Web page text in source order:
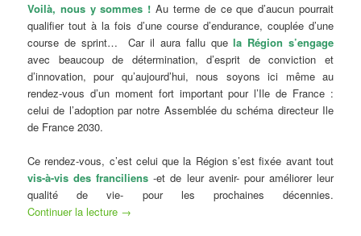
Voilà, nous y sommes ! Au terme de ce que d’aucun pourrait
qualifier tout à la fois d’une course d’endurance, couplée d’une
course de sprint… Car il aura fallu quela Région s’engage
avec beaucoup de détermination, d’esprit de conviction et
d’innovation, pour qu’aujourd’hui, nous soyons ici même au
rendez-vous d’un moment fort important pour l’Ile de France :
celui de l’adoption par notre Assemblée du schéma directeur Ile
de France 2030.
Ce rendez-vous, c’est celui que la Région s’est fixée avant tout
vis-à-vis des franciliens -et de leur avenir- pour améliorer leur
qualité de vie- pour les prochaines décennies.
Continuer la lecture →